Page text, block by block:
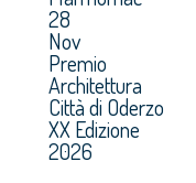
28
Nov
Premio
Architettura
Città di Oderzo
XX Edizione
2026